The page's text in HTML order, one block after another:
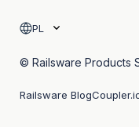
PL
Railsware Blog
© Railsware Products